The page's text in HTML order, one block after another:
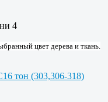
цвет дерева и ткань.
тон (303,306-318)